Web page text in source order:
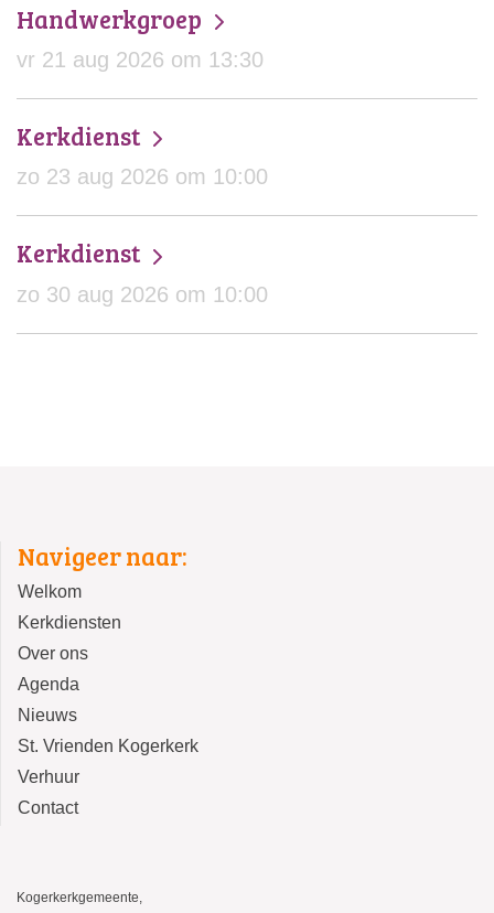
Handwerkgroep
vr 21 aug 2026 om 13:30
Kerkdienst
zo 23 aug 2026 om 10:00
Kerkdienst
zo 30 aug 2026 om 10:00
Navigeer naar:
Welkom
Kerkdiensten
Over ons
Agenda
Nieuws
St. Vrienden Kogerkerk
Verhuur
Contact
Kogerkerkgemeente,